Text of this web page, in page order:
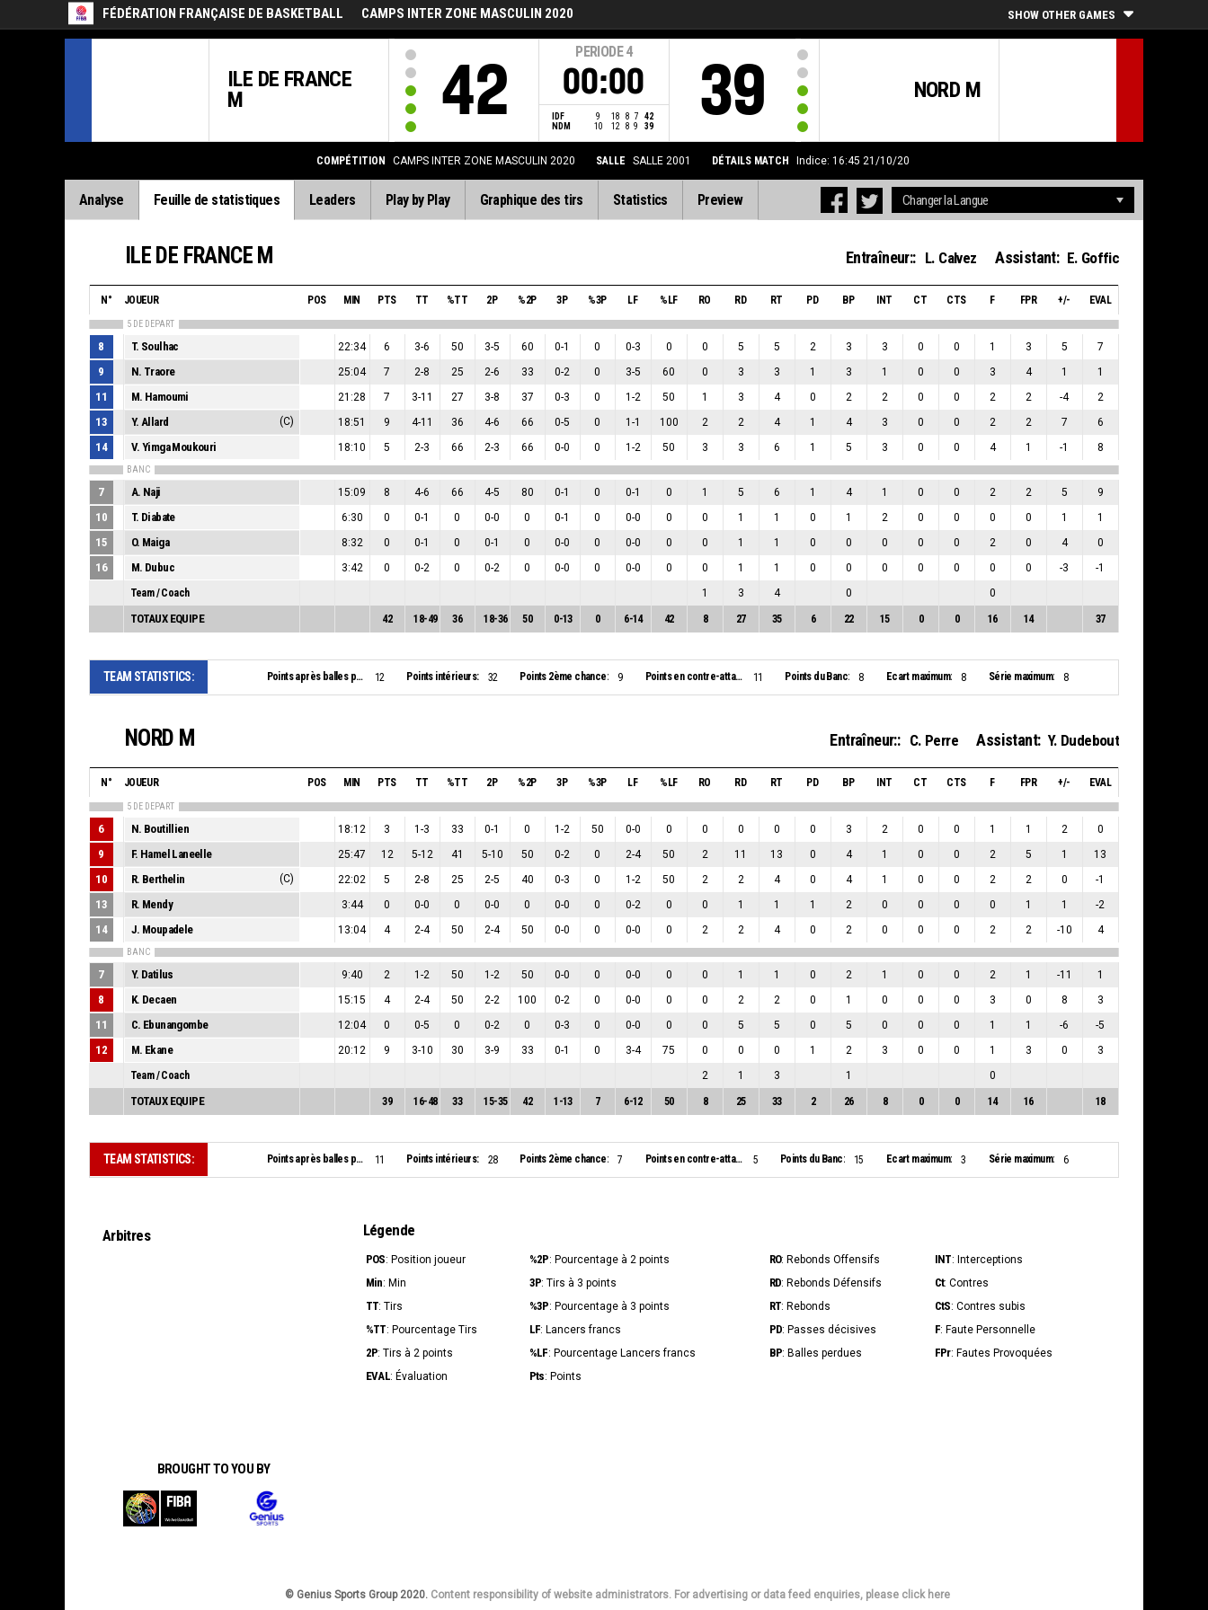
FÉDÉRATION FRANÇAISE DE BASKETBALL CAMPS INTER ZONE MASCULIN 2020 SHOW OTHER GAMES
ILE DE FRANCE
M
42
PERIODE 4
00:00
IDF 9 18 8 7
42
NDM
10 12 8 9 39
NORD M
39
COMPÉTITION CAMPS INTER ZONE MASCULIN 2020 SALLE SALLE 2001 DÉTAILS MATCH Indice: 16:45 21/10/20
Analyse Feuille de statistiques Leaders Play by Play Graphique des tirs Statistics Preview
ILE DE FRANCE M Entraîneur:: L. Calvez Assistant: E. Goffic
N° JOUEUR POS MIN PTS TT %TT 2P %2P 3P %3P LF %LF RO RD RT PD BP INT CT CTS F FPR +/- EVAL
5 DE DEPART
8 T. Soulhac 22:34 6 3-6 50 3-5 60 0-1 0 0-3 0 0 5 5 2 3 3 0 0 1 3 5 7
9 N. Traore 25:04 7 2-8 25 2-6 33 0-2 0 3-5 60 0 3 3 1 3 1 0 0 3 4 1 1
11 M. Hamoumi 21:28 7 3-11 27 3-8 37 0-3 0 1 -2 50 1 3 4 0 2 2 0 0 2 2 -4 2
13 Y. Allard (C) 18:51 9 4-11 36 4-6 66 0-5 0 1 -1 100 2 2 4 1 4 3 0 0 2 2 7 6
14 V. Yimga Moukouri 18:10 5 2-3 66 2-3 66 0-0 0 1 -2 50 3 3 6 1 5 3 0 0 4 1 -1 8
BANC
7 A. Naji 15:09 8 4-6 66 4-5 80 0-1 0 0-1 0 1 5 6 1 4 1 0 0 2 2 5 9
10 T. Diabate 6:30 0 0-1 0 0-0 0 0-1 0 0-0 0 0 1 1 0 1 2 0 0 0 0 1 1
15 O. Maiga 8:32 0 0-1 0 0-1 0 0-0 0 0-0 0 0 1 1 0 0 0 0 0 2 0 4 0
16 M. Dubuc 3:42 0 0-2 0 0-2 0 0-0 0 0-0 0 0 1 1 0 0 0 0 0 0 0 -3
-1
Team / Coach
1 3 4 0 0
TOTAUX EQUIPE 42 18-49 36 18-36 50 0-13 0 6-14 42 8 27 35 6 22 15 0 0 16 14 37
TEAM STATISTICS: Points après balles perdues: 12 Points intérieurs: 32 Points 2ème chance: 9 Points en contre-attaque: 11 Points du Banc: 8 Ecart maximum: 8 Série maximum: 8
NORD M Entraîneur:: C. Perre Assistant: Y. Dudebout
N° JOUEUR POS MIN PTS TT %TT 2P %2P 3P %3P LF %LF RO RD RT PD BP INT CT CTS F FPR +/- EVAL
5 DE DEPART
6 N. Boutillien 18:12 3 1-3 33 0-1 0 1-2 50 0-0 0 0 0 0 0 3 2 0 0 1 1 2 0
9 F. Hamel Laneelle 25:47 12 5-12 41 5-10 50 0-2 0 2-4 50 2 11 13 0 4 1 0 0 2 5 1 13
10 R. Berthelin (C) 22:02 5 2-8 25 2-5 40 0-3 0 1 -2 50 2 2 4 0 4 1 0 0 2 2 0 -1
13 R. Mendy 3:44 0 0-0 0 0-0 0 0-0 0 0-2 0 0 1 1 1 2 0 0 0 0 1 1 -2
14 J. Moupadele 13:04 4 2-4 50 2-4 50 0-0 0 0-0 0 2 2 4 0 2 0 0 0 2 2 -10 4
BANC
7 Y. Datilus 9:40 2 1-2 50 1-2 50 0-0 0 0-0 0 0 1 1 0 2 1 0 0 2 1 -11 1
8 K. Decaen 15:15 4 2-4 50 2-2 100 0-2 0 0-0 0 0 2 2 0 1 0 0 0 3 0 8 3
11 C. Ebunangombe 12:04 0 0-5 0 0-2 0 0-3 0 0-0 0 0 5 5 0 5 0 0 0 1 1 -6 -5
12 M. Ekane 20:12 9 3-10 30 3-9 33 0-1 0 3-4 75 0 0 0 1 2 3 0 0 1 3 0
3
Team / Coach
2 1 3 1 0
TOTAUX EQUIPE 39 16-48 33 15-35 42 1 -13 7 6-12 50 8 25 33 2 26 8 0 0 14 16 18
TEAM STATISTICS: Points après balles perdues: 11 Points intérieurs: 28 Points 2ème chance: 7 Points en contre-attaque: 5 Points du Banc: 15 Ecart maximum: 3 Série maximum: 6
Arbitres Légende
POS: Position joueur %2P: Pourcentage à 2 points RO: Rebonds Offensifs INT: Interceptions
Min: Min 3P: Tirs à 3 points RD: Rebonds Défensifs Ct: Contres
TT: Tirs %3P: Pourcentage à 3 points RT: Rebonds CtS: Contres subis
%TT: Pourcentage Tirs LF: Lancers francs PD: Passes décisives F: Faute Personnelle
2P: Tirs à 2 points %LF: Pourcentage Lancers francs BP: Balles perdues FPr: Fautes Provoquées
EVAL: Évaluation Pts: Points
BROUGHT TO YOU BY
© Genius Sports Group 2020. Content responsibility of website administrators. For advertising or data feed enquiries, please click here